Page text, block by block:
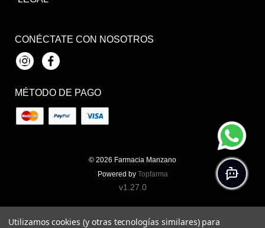
CONÉCTATE CON NOSOTROS
InstagramFacebook
MÉTODO DE PAGO
© 2026 Farmacia Manzano
Powered by Topfarma
v1.27.0
Utilizamos cookies (y otras tecnologías similares) para